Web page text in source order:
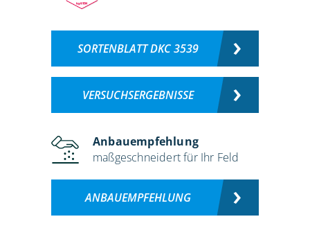
SORTENBLATT DKC 3539
VERSUCHSERGEBNISSE
Anbauempfehlung
maßgeschneidert für Ihr Feld
ANBAUEMPFEHLUNG